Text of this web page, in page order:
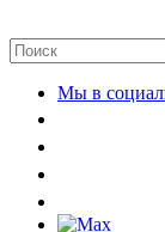
Мы в